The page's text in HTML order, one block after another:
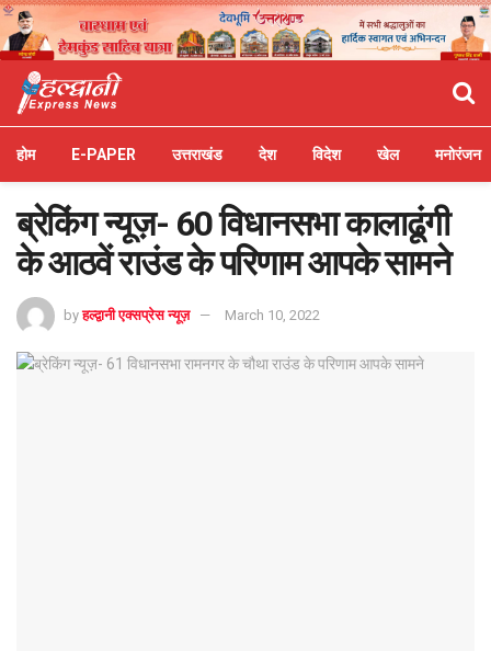
होम E-PAPER उत्तराखंड देश विदेश खेल मनोरंजन
ब्रेकिंग न्यूज़- 60 विधानसभा कालाढूंगी
के आठवें राउंड के परिणाम आपके सामने
by हल्द्वानी एक्सप्रेस न्यूज़ March 10, 2022